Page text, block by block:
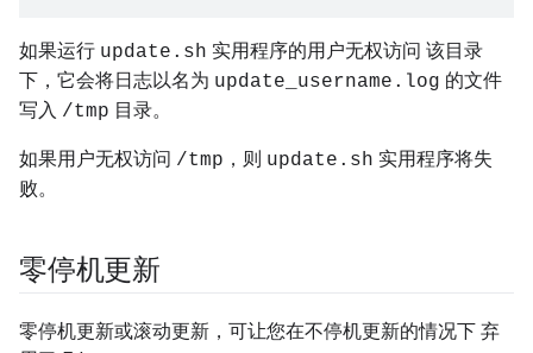
如果运行 update.sh 实用程序的用户无权访问 该目录
下，它会将日志以名为 update_username.log 的文件
写入 /tmp 目录。
如果用户无权访问 /tmp ，则 update.sh 实用程序将失
败。
零停机更新
零停机更新或滚动更新，可让您在不停机更新的情况下 弃